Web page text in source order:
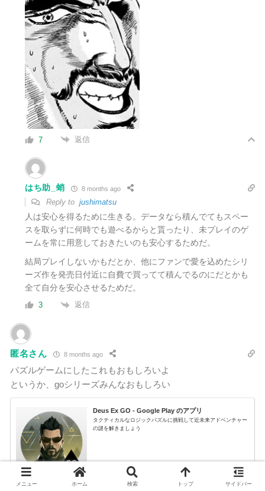
7 返信
はち助_蛸 8 months ago
Reply to jushimatsu
人は安心を得るために生きる。データなら積んでてもスペー
スを取らずに何時でも遊べるからと貰ったり、未プレイのゲ
ームを常に用意しておきたいのも安心するためだ。
結局プレイしないかもだとか、他にファンで愛を込めたシリ
ーズ作を発売日付近に自費で買ってて積んでるのにだとかも
全て自分を安心させるためだ。
3 返信
匿名さん 8 months ago
パズルゲームにしたこれもおもしろいよ
というか、goシリーズみんなおもしろい
Deus Ex GO - Google Play のアプリ
タクティカルなロジックパズルに挑戦して近未来アドベンチャー
の謎を解きましょう
play.google.com
メニュー ホーム 検索 トップ サイドバー